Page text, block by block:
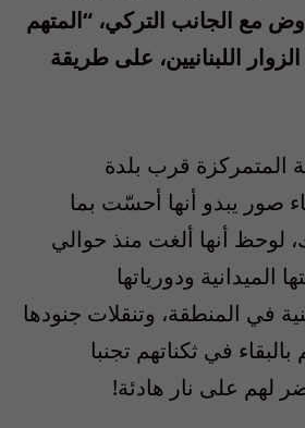
مع الجانب التركي، “المتهم
اللبنانيين، على طريقة
المتمركزة قرب بلدة
صور يبدو أنها أحسّت بما
لوحظ أنها ألغت منذ حوالي
ودورياتها
في المنطقة، وتنقلات جنودها
في ثكناتهم تجنبا
لهم على نار هادئة!